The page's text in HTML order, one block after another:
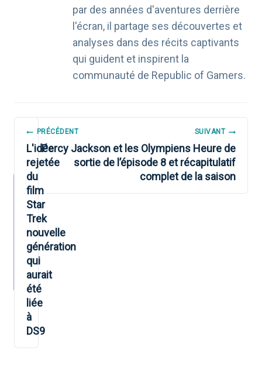
par des années d'aventures derrière
l'écran, il partage ses découvertes et
analyses dans des récits captivants
qui guident et inspirent la
communauté de Republic of Gamers.
NAVIGATION
DE
L’ARTICLE
PRÉCÉDENT
L'idée
rejetée
du
film
Star
Trek
nouvelle
génération
qui
aurait
été
liée
à
DS9
SUIVANT
Percy Jackson et les Olympiens Heure de
sortie de l’épisode 8 et récapitulatif
complet de la saison